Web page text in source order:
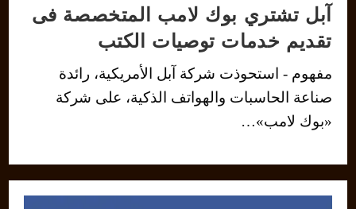
آبل تشتري بوك لامب المتخصصة فى
تقديم خدمات توصيات الكتب
مفهوم - استحوذت شركة آبل الأمريكية، رائدة
صناعة الحاسبات والهواتف الذكية، على شركة
«بوك لامب»…